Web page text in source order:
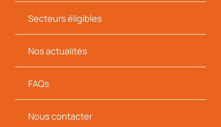
Secteurs éligibles
Nos actualités
FAQs
Nous contacter